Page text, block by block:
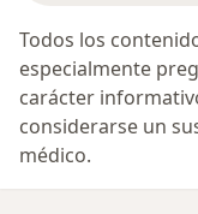
Todos los
especialmente
carácter
considerarse un
médico.